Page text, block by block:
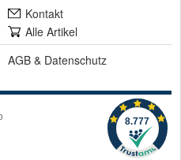
Kontakt
Alle Artikel
AGB & Datenschutz